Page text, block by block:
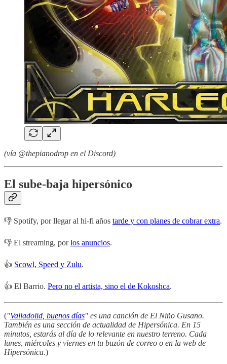
(vía @thepianodrop en el Discord)
El sube-baja hipersónico
👎 Spotify, por llegar al hi-fi años tarde y con planes de cobrar extra.
👎 El streaming, porlos anuncios.
👍 Scowl, Speed y Zulu.
👍 El Barrio. Pero no el artista, sino el de Kokoshca.
("Valladolid, buenos días" es una canción de El Niño Gusano.
También es una sección de actualidad de Hipersónica. En 15
minutos, estarás al día de lo relevante en nuestro terreno. Cada
lunes, miércoles y viernes en tu buzón de correo o en la web de
Hipersónica.)